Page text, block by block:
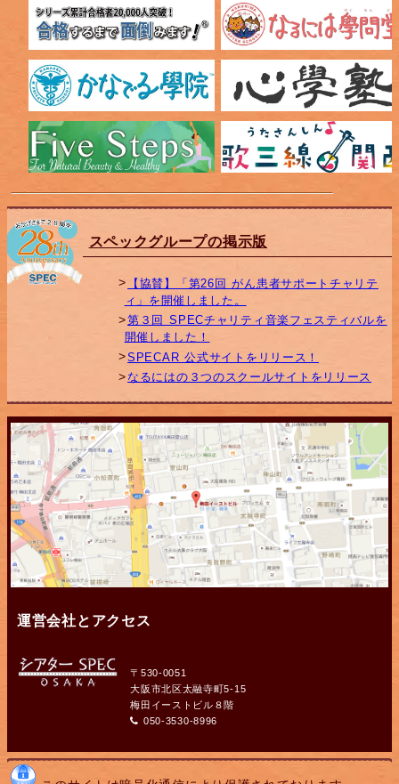
スペックグループの掲示版
【協賛】「第26回 がん患者サポートチャリテ
ィ」を開催しました。
第３回 SPECチャリティ音楽フェスティバルを
開催しました！
SPECAR 公式サイトをリリース！
なるにはの３つのスクールサイトをリリース
運営会社とアクセス
〒530-0051
大阪市北区太融寺町5-15
梅田イーストビル８階
050-3530-8996